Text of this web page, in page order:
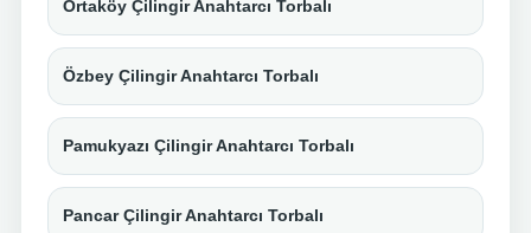
Ortaköy Çilingir Anahtarcı Torbalı
Özbey Çilingir Anahtarcı Torbalı
Pamukyazı Çilingir Anahtarcı Torbalı
Pancar Çilingir Anahtarcı Torbalı